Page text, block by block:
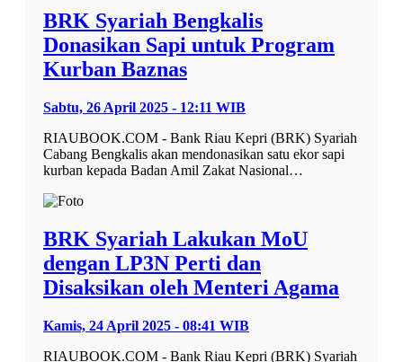
BRK Syariah Bengkalis
Donasikan Sapi untuk Program
Kurban Baznas
Sabtu, 26 April 2025 - 12:11 WIB
RIAUBOOK.COM - Bank Riau Kepri (BRK) Syariah
Cabang Bengkalis akan mendonasikan satu ekor sapi
kurban kepada Badan Amil Zakat Nasional…
BRK Syariah Lakukan MoU
dengan LP3N Perti dan
Disaksikan oleh Menteri Agama
Kamis, 24 April 2025 - 08:41 WIB
RIAUBOOK.COM - Bank Riau Kepri (BRK) Syariah